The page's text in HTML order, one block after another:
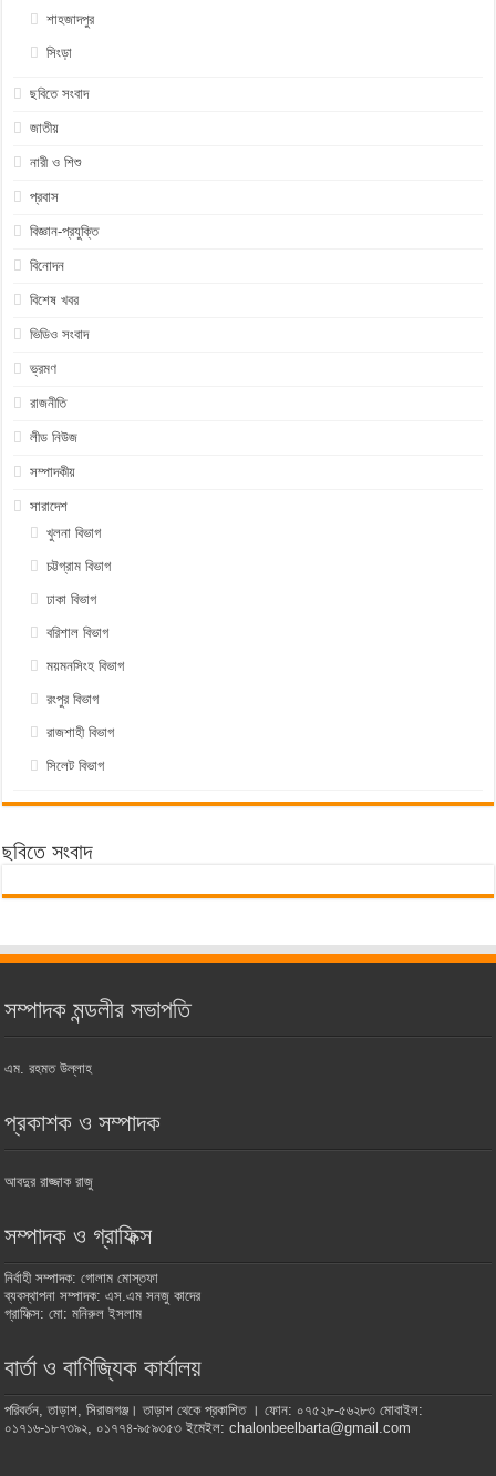
শাহজাদপুর
সিংড়া
ছবিতে সংবাদ
জাতীয়
নারী ও শিশু
প্রবাস
বিজ্ঞান-প্রযুক্তি
বিনোদন
বিশেষ খবর
ভিডিও সংবাদ
ভ্রমণ
রাজনীতি
লীড নিউজ
সম্পাদকীয়
সারাদেশ
খুলনা বিভাগ
চট্টগ্রাম বিভাগ
ঢাকা বিভাগ
বরিশাল বিভাগ
ময়মনসিংহ বিভাগ
রংপুর বিভাগ
রাজশাহী বিভাগ
সিলেট বিভাগ
ছবিতে সংবাদ
সম্পাদক মন্ডলীর সভাপতি
এম. রহমত উল্লাহ
প্রকাশক ও সম্পাদক
আবদুর রাজ্জাক রাজু
সম্পাদক ও গ্রাফিক্স
নির্বাহী সম্পাদক: গোলাম মোস্তফা
ব্যবস্থাপনা সম্পাদক: এস.এম সনজু কাদের
গ্রাফিক্স: মো: মনিরুল ইসলাম
বার্তা ও বাণিজ্যিক কার্যালয়
পরিবর্তন, তাড়াশ, সিরাজগঞ্জ। তাড়াশ থেকে প্রকাশিত । ফোন: ০৭৫২৮-৫৬২৮৩ মোবাইল:
০১৭১৬-১৮৭৩৯২, ০১৭৭৪-৯৫৯৩৫৩ ইমেইল: chalonbeelbarta@gmail.com